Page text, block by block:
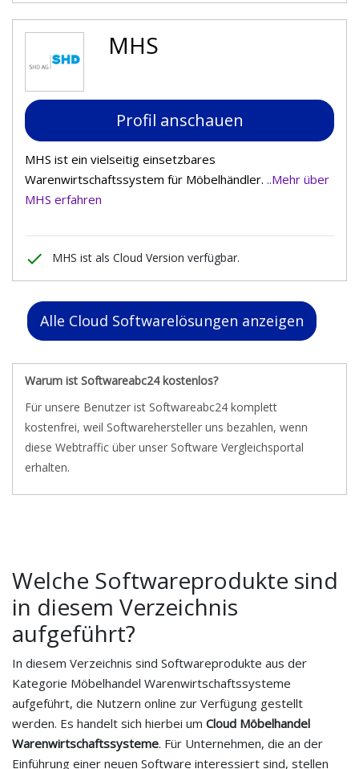
MHS
Profil anschauen
MHS ist ein vielseitig einsetzbares
Warenwirtschaftssystem für Möbelhändler. ..Mehr über
MHS erfahren
done MHS ist als Cloud Version verfügbar.
Alle Cloud Softwarelösungen anzeigen
Warum ist Softwareabc24 kostenlos?
Für unsere Benutzer ist Softwareabc24 komplett
kostenfrei, weil Softwarehersteller uns bezahlen, wenn
diese Webtraffic über unser Software Vergleichsportal
erhalten.
Welche Softwareprodukte sind
in diesem Verzeichnis
aufgeführt?
In diesem Verzeichnis sind Softwareprodukte aus der
Kategorie Möbelhandel Warenwirtschaftssysteme
aufgeführt, die Nutzern online zur Verfügung gestellt
werden. Es handelt sich hierbei um Cloud Möbelhandel
Warenwirtschaftssysteme. Für Unternehmen, die an der
Einführung einer neuen Software interessiert sind, stellen